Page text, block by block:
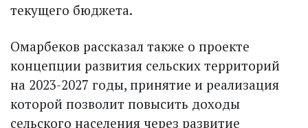
текущего бюджета.
Омарбеков рассказал также о проекте
концепции развития сельских территорий
на 2023-2027 годы, принятие и реализация
которой позволит повысить доходы
сельского населения через развитие